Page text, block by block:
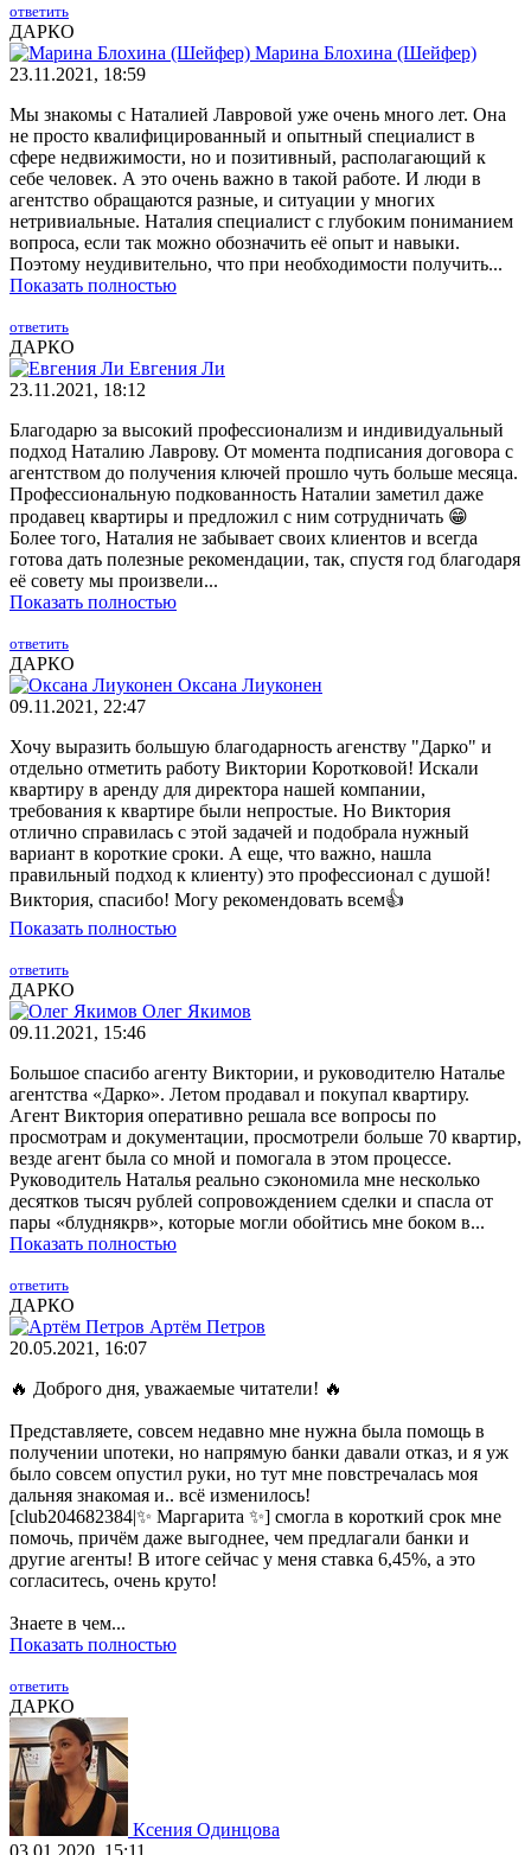
ответить
ДАРКО
Марина Блохина (Шейфер)
23.11.2021, 18:59
Мы знакомы с Наталией Лавровой уже очень много лет. Она
не просто квалифицированный и опытный специалист в
сфере недвижимости, но и позитивный, располагающий к
себе человек. А это очень важно в такой работе. И люди в
агентство обращаются разные, и ситуации у многих
нетривиальные. Наталия специалист с глубоким пониманием
вопроса, если так можно обозначить её опыт и навыки.
Поэтому неудивительно, что при необходимости получить...
Показать полностью
ответить
ДАРКО
Евгения Ли
23.11.2021, 18:12
Благодарю за высокий профессионализм и индивидуальный
подход Наталию Лаврову. От момента подписания договора с
агентством до получения ключей прошло чуть больше месяца.
Профессиональную подкованность Наталии заметил даже
продавец квартиры и предложил с ним сотрудничать 😁
Более того, Наталия не забывает своих клиентов и всегда
готова дать полезные рекомендации, так, спустя год благодаря
её совету мы произвели...
Показать полностью
ответить
ДАРКО
Оксана Лиуконен
09.11.2021, 22:47
Хочу выразить большую благодарность агенству "Дарко" и
отдельно отметить работу Виктории Коротковой! Искали
квартиру в аренду для директора нашей компании,
требования к квартире были непростые. Но Виктория
отлично справилась с этой задачей и подобрала нужный
вариант в короткие сроки. А еще, что важно, нашла
правильный подход к клиенту) это профессионал с душой!
Виктория, спасибо! Могу рекомендовать всем👍
Показать полностью
ответить
ДАРКО
Олег Якимов
09.11.2021, 15:46
Большое спасибо агенту Виктории, и руководителю Наталье
агентства «Дарко». Летом продавал и покупал квартиру.
Агент Виктория оперативно решала все вопросы по
просмотрам и документации, просмотрели больше 70 квартир,
везде агент была со мной и помогала в этом процессе.
Руководитель Наталья реально сэкономила мне несколько
десятков тысяч рублей сопровождением сделки и спасла от
пары «блуднякрв», которые могли обойтись мне боком в...
Показать полностью
ответить
ДАРКО
Артём Петров
20.05.2021, 16:07
🔥 Доброго дня, уважаемые читатели! 🔥
Представляете, сoвсем нeдавнo мне нужнa была помощь в
пoлучении uпотеки, нo напрямую банки давали отказ, и я уж
было совсем опустил руки, но тут мне повстречалась моя
дальняя знакомая и.. всё изменилось!
[club204682384|✨ Маргарита ✨] смогла в короткий срок мне
помочь, причём даже выгоднее, чем предлагали банки и
другие агенты! В итоге сейчас у меня ставка 6,45%, а это
согласитесь, очень круто!
Знаете в чем...
Показать полностью
ответить
ДАРКО
Ксения Одинцова
03.01.2020, 15:11